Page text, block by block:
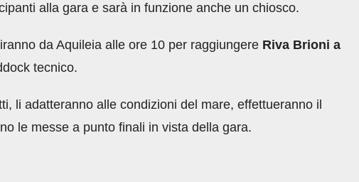
alla gara e sarà in funzione anche un chiosco.
da Aquileia alle ore 10 per raggiungere Riva Brioni a
tecnico.
li adatteranno alle condizioni del mare, effettueranno il
le messe a punto finali in vista della gara.